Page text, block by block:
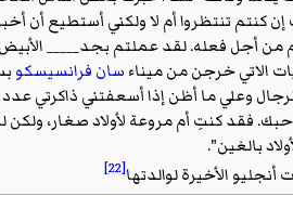
تنتظروا أم لا ولكني أستطيع أن أخبركم
فعله. لقد عملتم بجد_____ الأبيض
خرجن من ميناءسان فرانسيسكو
ما أظن إذا أسعفتني ذاكرتي عدد قليل
كنتِ أم مروعة لأولاد صغار، ولكن لم
الأخيرة لوالدتها[22]